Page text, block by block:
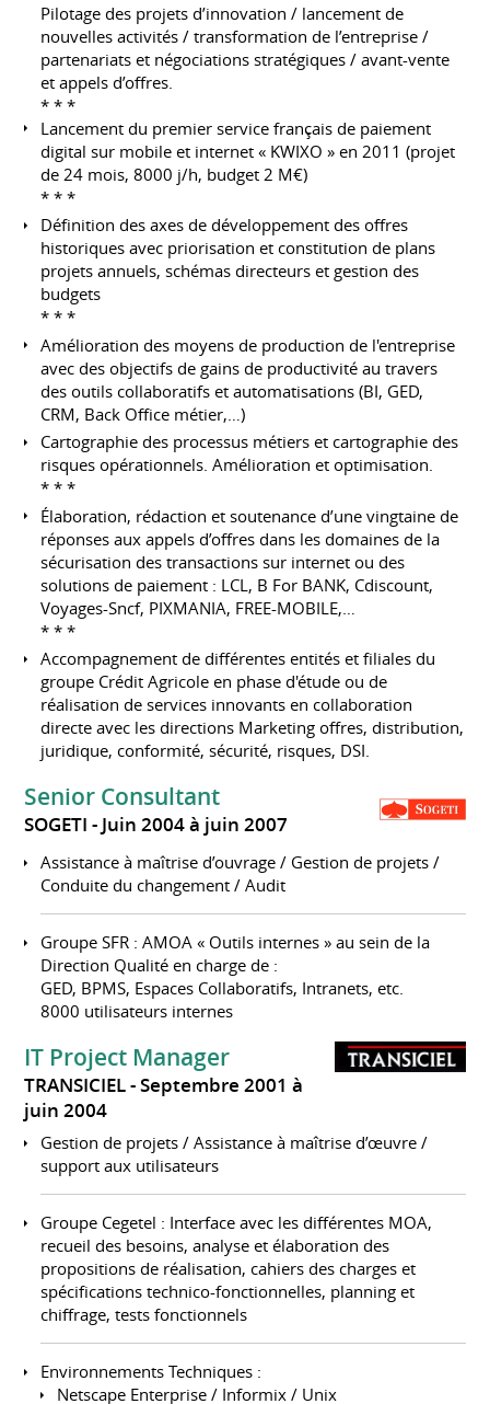
Pilotage des projets d’innovation / lancement de
nouvelles activités / transformation de l’entreprise /
partenariats et négociations stratégiques / avant-vente
et appels d’offres.
* * *
Lancement du premier service français de paiement
digital sur mobile et internet « KWIXO » en 2011 (projet
de 24 mois, 8000 j/h, budget 2 M€)
* * *
Définition des axes de développement des offres
historiques avec priorisation et constitution de plans
projets annuels, schémas directeurs et gestion des
budgets
* * *
Amélioration des moyens de production de l'entreprise
avec des objectifs de gains de productivité au travers
des outils collaboratifs et automatisations (BI, GED,
CRM, Back Office métier,…)
Cartographie des processus métiers et cartographie des
risques opérationnels. Amélioration et optimisation.
* * *
Élaboration, rédaction et soutenance d’une vingtaine de
réponses aux appels d’offres dans les domaines de la
sécurisation des transactions sur internet ou des
solutions de paiement : LCL, B For BANK, Cdiscount,
Voyages-Sncf, PIXMANIA, FREE-MOBILE,…
* * *
Accompagnement de différentes entités et filiales du
groupe Crédit Agricole en phase d'étude ou de
réalisation de services innovants en collaboration
directe avec les directions Marketing offres, distribution,
juridique, conformité, sécurité, risques, DSI.
Senior Consultant
SOGETI Juin 2004 à juin 2007
Assistance à maîtrise d’ouvrage / Gestion de projets /
Conduite du changement / Audit
Groupe SFR : AMOA « Outils internes » au sein de la
Direction Qualité en charge de :
GED, BPMS, Espaces Collaboratifs, Intranets, etc.
8000 utilisateurs internes
IT Project Manager
TRANSICIEL
Septembre 2001 à
juin 2004
Gestion de projets / Assistance à maîtrise d’œuvre /
support aux utilisateurs
Groupe Cegetel : Interface avec les différentes MOA,
recueil des besoins, analyse et élaboration des
propositions de réalisation, cahiers des charges et
spécifications technico-fonctionnelles, planning et
chiffrage, tests fonctionnels
Environnements Techniques :
Netscape Enterprise / Informix / Unix